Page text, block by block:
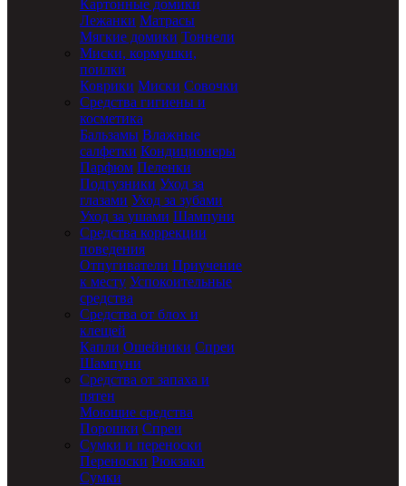
Картонные домики
Лежанки Матрасы
Мягкие домики Тоннели
Миски, кормушки,
поилки
Коврики Миски Совочки
Средства гигиены и
косметика
Бальзамы Влажные
салфетки Кондиционеры
Парфюм Пеленки
Подгузники Уход за
глазами Уход за зубами
Уход за ушами Шампуни
Средства коррекции
поведения
Отпугиватели Приучение
к месту Успокоительные
средства
Средства от блох и
клещей
Капли Ошейники Спреи
Шампуни
Средства от запаха и
пятен
Моющие средства
Порошки Спреи
Сумки и переноски
Переноски Рюкзаки
Сумки